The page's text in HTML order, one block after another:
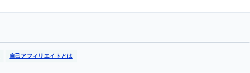
自己アフィリエイトとは